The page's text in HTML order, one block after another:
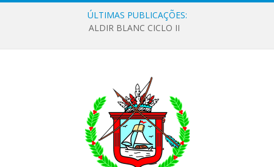
ÚLTIMAS PUBLICAÇÕES:
ALDIR BLANC CICLO II